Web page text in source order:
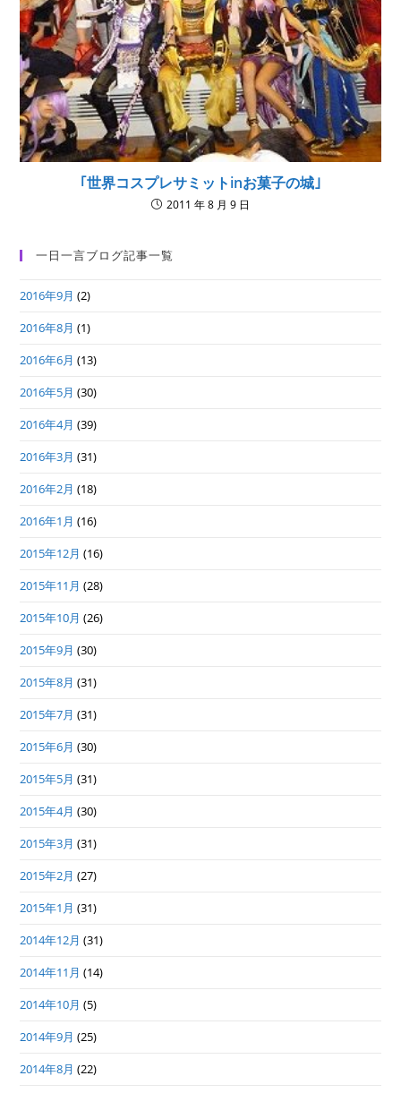
｢世界コスプレサミットinお菓子の城｣
2011 年 8 月 9 日
一日一言ブログ記事一覧
2016年9月 (2)
2016年8月 (1)
2016年6月 (13)
2016年5月 (30)
2016年4月 (39)
2016年3月 (31)
2016年2月 (18)
2016年1月 (16)
2015年12月 (16)
2015年11月 (28)
2015年10月 (26)
2015年9月 (30)
2015年8月 (31)
2015年7月 (31)
2015年6月 (30)
2015年5月 (31)
2015年4月 (30)
2015年3月 (31)
2015年2月 (27)
2015年1月 (31)
2014年12月 (31)
2014年11月 (14)
2014年10月 (5)
2014年9月 (25)
2014年8月 (22)